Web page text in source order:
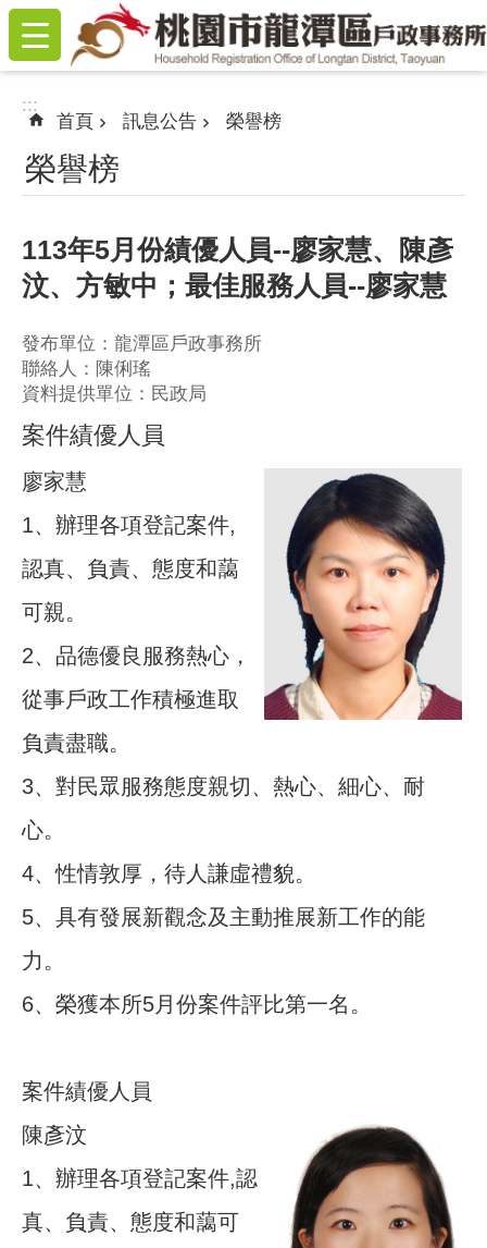
跳到主要內容區塊
:::
:::
首頁 訊息公告 榮譽榜
榮譽榜
113年5月份績優人員--廖家慧、陳彥
汶、方敏中；最佳服務人員--廖家慧
發布單位：龍潭區戶政事務所
聯絡人：陳俐瑤
資料提供單位：民政局
案件績優人員
廖家慧
1、辦理各項登記案件,
認真、負責、態度和藹
可親。
2、品德優良服務熱心，
從事戶政工作積極進取
負責盡職。
3、對民眾服務態度親切、熱心、細心、耐
心。
4、性情敦厚，待人謙虛禮貌。
5、具有發展新觀念及主動推展新工作的能
力。
6、榮獲本所5月份案件評比第一名。
案件績優人員
陳彥汶
1、辦理各項登記案件,認
真、負責、態度和藹可